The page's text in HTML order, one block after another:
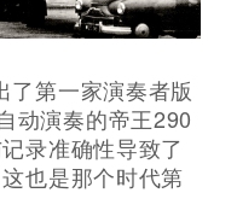
了第一家演奏者版
动演奏的帝王290
录准确性导致了
也是那个时代第